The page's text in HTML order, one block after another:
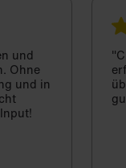
und
Ohne
und in